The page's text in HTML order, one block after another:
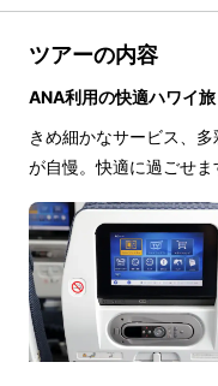
ツアーの内容
ANA利用の快適ハワイ旅
きめ細かなサービス、
が自慢。快適に過ごせま